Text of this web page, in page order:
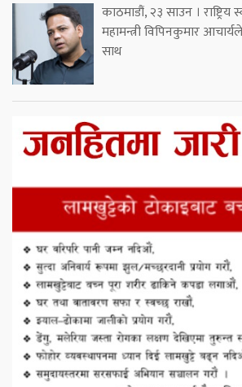
काठमाडौं, २३ साउन । राष्ट्रिय
महामन्त्री विपिनकुमार
साथ